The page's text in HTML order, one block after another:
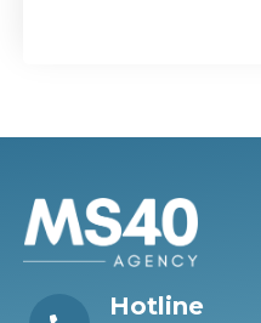
Hotline